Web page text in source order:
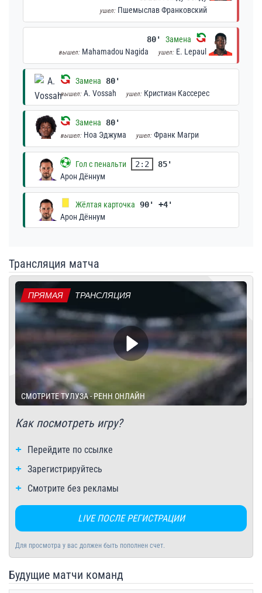
ушел: Пшемыслав Франковский
80' Замена
вышел: Mahamadou Nagida ушел: E. Lepaul
Замена 80'
вышел: A. Vossah ушел: Кристиан Кассерес
Замена 80'
вышел: Ноа Эджума ушел: Франк Магри
Гол с пенальти 2:2
85'
Арон Дённум
Жёлтая карточка 90' +4'
Арон Дённум
Трансляция матча
ПРЯМАЯ ТРАНСЛЯЦИЯ
СМОТРИТЕ ТУЛУЗА - РЕНН ОНЛАЙН
Как посмотреть игру?
Перейдите по ссылке
Зарегистрируйтесь
Смотрите без рекламы
LIVE ПОСЛЕ РЕГИСТРАЦИИ
Для просмотра у вас должен быть пополнен счет.
Будущие матчи команд